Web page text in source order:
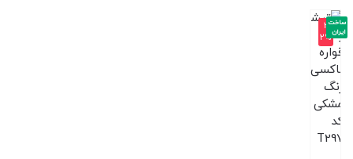
-3
2%
ساخت
ایران